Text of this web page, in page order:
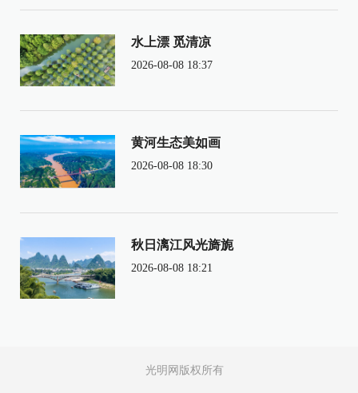
水上漂 觅清凉
2026-08-08 18:37
黄河生态美如画
2026-08-08 18:30
秋日漓江风光旖旎
2026-08-08 18:21
光明网版权所有